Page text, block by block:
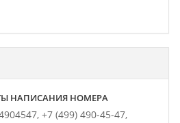
НАПИСАНИЯ НОМЕРА
+7 (499) 490-45-47,